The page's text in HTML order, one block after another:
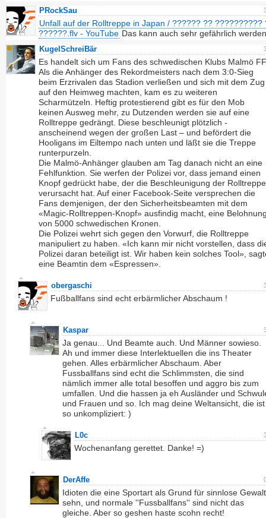
PRockSau
Unfall auf der Rolltreppe in Japan / ?????? ?? ??????????
??????.flv - YouTube Das kann auch sehr gefährlich
KugelSchreiBär
Es handelt sich um Fans des schwedischen Klubs Malmö
Als die Anhänger des Rekordmeisters nach dem 3:0-Sieg
beim Erzrivalen das Stadion verließen und sich mit dem Zug
auf den Heimweg machten, kam es zu weiteren
Scharmützeln. Heftig protestierend gibt es für den Mob
keinen Ausweg mehr, zu Dutzenden werden sie auf eine
Rolltreppe gedrängt. Diese beschleunigt plötzlich -
anscheinend wegen der großen Last – und befördert die
Hooligans im Eiltempo nach unten und läßt sie die Treppe
runterpurzeln.
Die Malmö-Anhänger glauben am Tag danach nicht an eine
Fehlfunktion. Sie werfen der Polizei vor, dass jemand einen
Knopf gedrückt habe, der die Beschleunigung der Rolltreppe
verursacht hat. Auf einer Facebook-Seite versprechen die
Fans demjenigen, der den Sicherheitsbeamten mit dem
«Magic-Rolltreppen-Knopf» ausfindig macht, eine
von 5000 schwedischen Kronen.
Die Polizei wehrt sich gegen den Vorwurf, die Rolltreppe
manipuliert zu haben. «Ich kann mir nicht vorstellen, dass
Polizei daran beteiligt ist. Wir haben kein solches Tool»,
eine Beamtin dem «Espressen».
obergaschi
Fußballfans sind echt erbärmlicher Abschaum !
Kaspar
Ja genau... Und Beamte auch. Und Männer sowieso.
Ah und immer diese Interlektuellen die ins Theater
gehen. Alles erbärmlicher Abschaum. Aber
Fussballfans sind echt die Schlimmsten, die sind
nämlich immer alle total besoffen und aggro bis zum
umfallen. Und die hassen ja eh Ausländer und
und Frauen und so. Ich mag deine Weltansicht, die ist
so unkompliziert: )
L0c
Wochenanfang gerettet. Danke! =)
DerAffe
Idioten die eine Sportart als Grund für sinnlose Gewalt
sehn, und normale ''Fussballfans'' sind nicht das
gleiche. Aber so geshen haste scohn recht!